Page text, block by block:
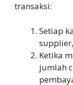
transaksi:
Setiap
Ketika
jumlah